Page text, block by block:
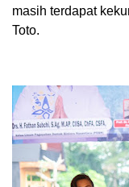
masih terdapat
Toto.